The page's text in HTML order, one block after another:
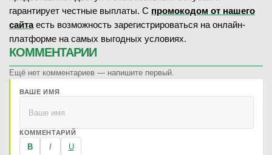
гарантирует честные выплаты. С промокодом от нашего
сайтаесть возможность зарегистрироваться на онлайн-
платформе на самых выгодных условиях.
КОММЕНТАРИИ
Ещё нет комментариев — напишите первый.
ВАШЕ ИМЯ
КОММЕНТАРИЙ
B I U